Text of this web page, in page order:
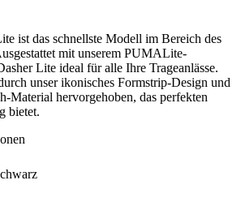
ist das schnellste Modell im Bereich des
mit unserem PUMALite-
Lite ideal für alle Ihre Trageanlässe.
unser ikonisches Formstrip-Design und
Material hervorgehoben, das perfekten
bietet.